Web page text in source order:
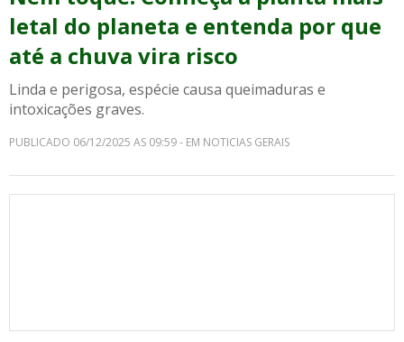
letal do planeta e entenda por que
até a chuva vira risco
Linda e perigosa, espécie causa queimaduras e
intoxicações graves.
PUBLICADO 06/12/2025 AS 09:59 - EM NOTICIAS GERAIS